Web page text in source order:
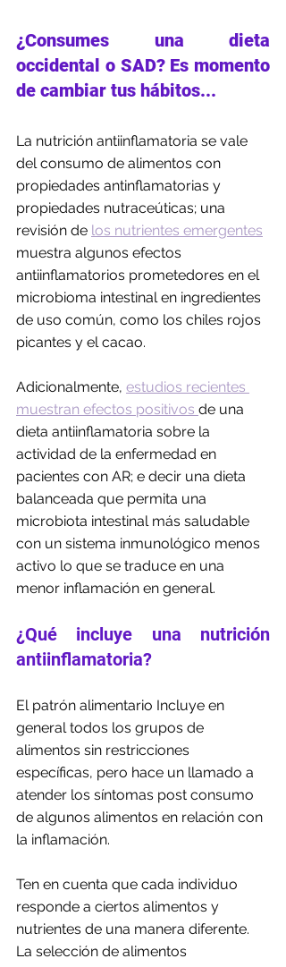
¿Consumes una dieta
occidental o SAD? Es momento
de cambiar tus hábitos...
La nutrición antiinflamatoria se vale
del consumo de alimentos con
propiedades antinflamatorias y
propiedades nutraceúticas; una
revisión de los nutrientes emergentes
muestra algunos efectos
antiinflamatorios prometedores en el
microbioma intestinal en ingredientes
de uso común, como los chiles rojos
picantes y el cacao.
Adicionalmente, estudios recientes
muestran efectos positivos de una
dieta antiinflamatoria sobre la
actividad de la enfermedad en
pacientes con AR; e decir una dieta
balanceada que permita una
microbiota intestinal más saludable
con un sistema inmunológico menos
activo lo que se traduce en una
menor inflamación en general.
¿Qué incluye una nutrición
antiinflamatoria?
El patrón alimentario Incluye en
general todos los grupos de
alimentos sin restricciones
específicas, pero hace un llamado a
atender los síntomas post consumo
de algunos alimentos en relación con
la inflamación.
Ten en cuenta que cada individuo
responde a ciertos alimentos y
nutrientes de una manera diferente.
La selección de alimentos